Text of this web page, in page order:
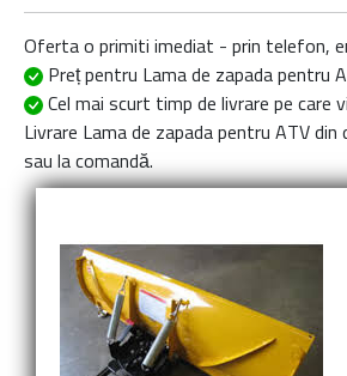
Oferta o primiti imediat - prin telefon,
Preț pentru Lama de zapada pentru
Cel mai scurt timp de livrare pe care
Livrare
Lama de zapada pentru ATV din
sau la comandă.